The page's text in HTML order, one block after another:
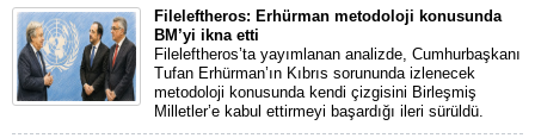
Fileleftheros: Erhürman metodoloji konusunda
BM’yi ikna etti
Fileleftheros’ta yayımlanan analizde, Cumhurbaşkanı
Tufan Erhürman’ın Kıbrıs sorununda izlenecek
metodoloji konusunda kendi çizgisini Birleşmiş
Milletler’e kabul ettirmeyi başardığı ileri sürüldü.